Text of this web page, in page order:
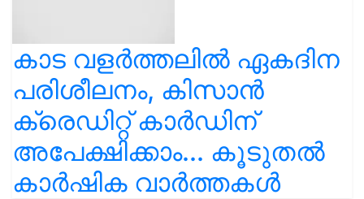
കാട വളര്‍ത്തലിൽ ഏകദിന
പരിശീലനം, കിസാൻ
ക്രെഡിറ്റ് കാർഡിന്
അപേക്ഷിക്കാം... കൂടുതൽ
കാർഷിക വാർത്തകൾ